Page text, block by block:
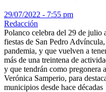
29/07/2022 - 7:55 pm
Redacción
Polanco celebra del 29 de julio
fiestas de San Pedro
pandemia, y que vuelven a
más de una treintena de
y que tendrán como pregonera
Verónica Samperio, para
municipios desde hace décadas